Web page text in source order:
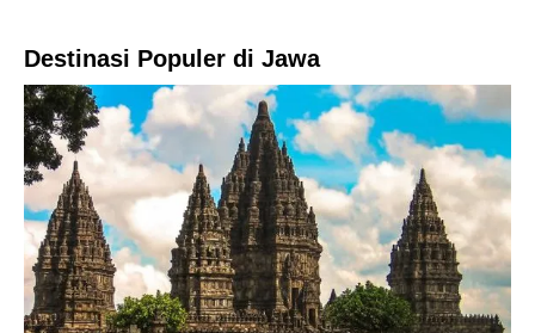
Destinasi Populer di Jawa